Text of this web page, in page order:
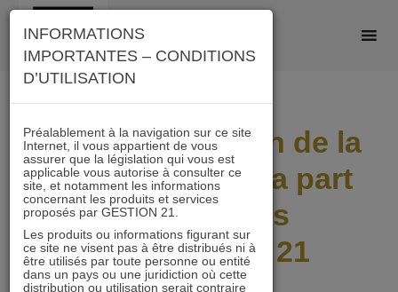
Skip
content
Trimestrialisation de la
distribution de la part
AD du fonds
IMMOBILIER 21
INFORMATIONS
IMPORTANTES – CONDITIONS
D’UTILISATION
Préalablement à la navigation sur ce site
Internet, il vous appartient de vous
assurer que la législation qui vous est
applicable vous autorise à consulter ce
site, et notamment les informations
concernant les produits et services
proposés par GESTION 21.
Les produits ou informations figurant sur
ce site ne visent pas à être distribués ni à
être utilisés par toute personne ou entité
dans un pays ou une juridiction où cette
distribution ou utilisation serait contraire